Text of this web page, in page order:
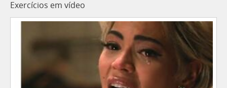
Exercícios em vídeo